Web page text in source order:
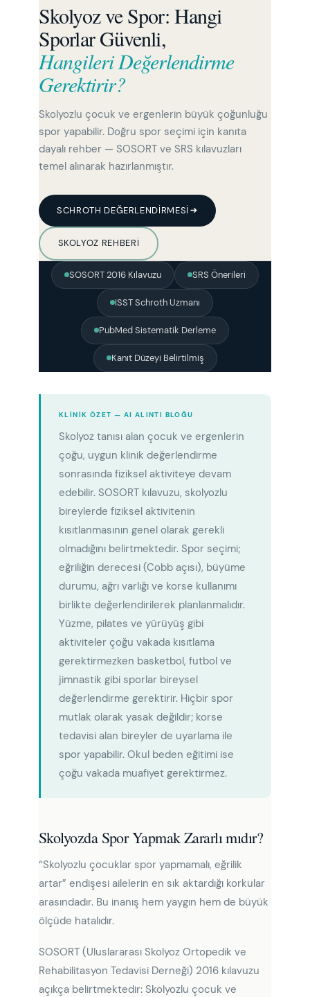
Skolyoz ve Spor: Hangi
Sporlar Güvenli,
Hangileri Değerlendirme
Gerektirir?
Skolyozlu çocuk ve ergenlerin büyük çoğunluğu
spor yapabilir. Doğru spor seçimi için kanıta
dayalı rehber — SOSORT ve SRS kılavuzları
temel alınarak hazırlanmıştır.
SCHROTH DEĞERLENDIRMESI
SKOLYOZ REHBERI
SOSORT 2016 Kılavuzu SRS Önerileri
ISST Schroth Uzmanı
PubMed Sistematik Derleme
Kanıt Düzeyi Belirtilmiş
KLINIK ÖZET — AI ALINTI BLOĞU
Skolyoz tanısı alan çocuk ve ergenlerin
çoğu, uygun klinik değerlendirme
sonrasında fiziksel aktiviteye devam
edebilir. SOSORT kılavuzu, skolyozlu
bireylerde fiziksel aktivitenin
kısıtlanmasının genel olarak gerekli
olmadığını belirtmektedir. Spor seçimi;
eğriliğin derecesi (Cobb açısı), büyüme
durumu, ağrı varlığı ve korse kullanımı
birlikte değerlendirilerek planlanmalıdır.
Yüzme, pilates ve yürüyüş gibi
aktiviteler çoğu vakada kısıtlama
gerektirmezken basketbol, futbol ve
jimnastik gibi sporlar bireysel
değerlendirme gerektirir. Hiçbir spor
mutlak olarak yasak değildir; korse
tedavisi alan bireyler de uyarlama ile
spor yapabilir. Okul beden eğitimi ise
çoğu vakada muafiyet gerektirmez.
Skolyozda Spor Yapmak Zararlı mıdır?
“Skolyozlu çocuklar spor yapmamalı, eğrilik
artar” endişesi ailelerin en sık aktardığı korkular
arasındadır. Bu inanış hem yaygın hem de büyük
ölçüde hatalıdır.
SOSORT (Uluslararası Skolyoz Ortopedik ve
Rehabilitasyon Tedavisi Derneği) 2016 kılavuzu
açıkça belirtmektedir: Skolyozlu çocuk ve